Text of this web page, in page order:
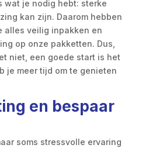
wat je nodig hebt: sterke
kan zijn. Daarom hebben
alles veilig inpakken en
op onze pakketten. Dus,
niet, een goede start is het
je meer tijd om te genieten
en bespaar
soms stressvolle ervaring